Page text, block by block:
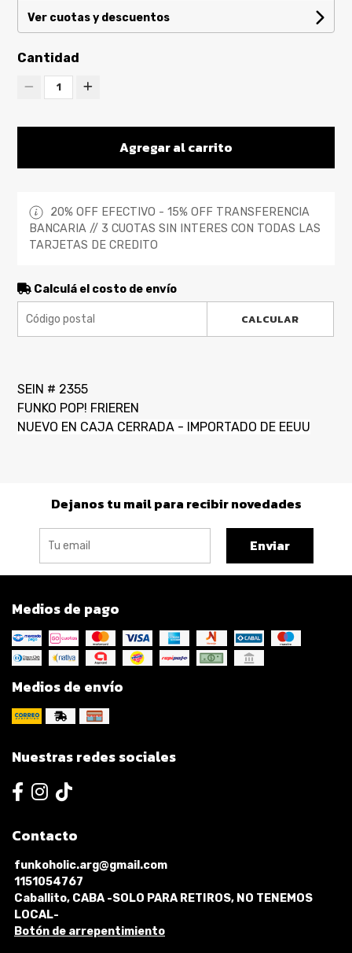
Ver cuotas y descuentos
Cantidad
1
Agregar al carrito
20% OFF EFECTIVO - 15% OFF TRANSFERENCIA
BANCARIA // 3 CUOTAS SIN INTERES CON TODAS LAS
TARJETAS DE CREDITO
Calculá el costo de envío
CALCULAR
SEIN # 2355
FUNKO POP! FRIEREN
NUEVO EN CAJA CERRADA - IMPORTADO DE EEUU
Dejanos tu mail para recibir novedades
Enviar
Medios de pago
Medios de envío
Nuestras redes sociales
Contacto
funkoholic.arg@gmail.com
1151054767
Caballito, CABA -SOLO PARA RETIROS, NO TENEMOS
LOCAL-
Botón de arrepentimiento